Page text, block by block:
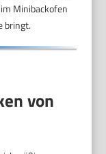
Minibackofen
bringt.
von